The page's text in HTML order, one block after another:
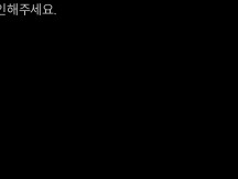
해주세요.